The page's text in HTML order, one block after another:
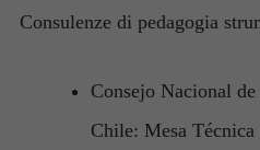
Consulenze di pedagogia
Consejo Nacional
Chile: Mesa